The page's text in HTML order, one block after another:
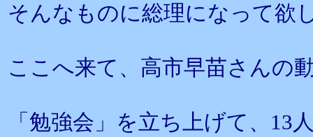
そんなものに総理になって欲
ここへ来て、高市早苗さんの
「勉強会」を立ち上げて、13